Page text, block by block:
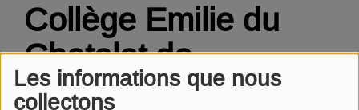
Les informations que nous
collectons
Collège Emilie du
Chatelet de
Vaubécourt